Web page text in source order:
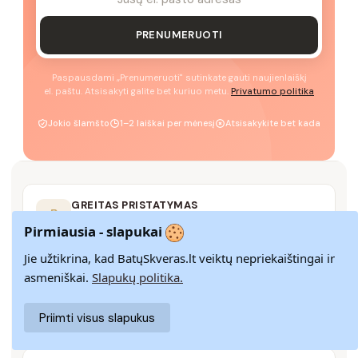
PRENUMERUOTI
Paspausdami „Prenumeruoti" sutinkate gauti naujienlaiškį
el. paštu. Atsisakyti galite bet kuriuo metu. Privatumo politika
Jokio šlamšto 1–2 laiškai per mėnesį Atsisakykite bet kada
GREITAS PRISTATYMAS
14 DIENŲ GRĄŽINIMAS
Paprastas grąžinimas paštomatais su pinigų
grąžinimo garantija
Pirmiausia - slapukai
Jie užtikrina, kad BatųSkveras.lt veiktų nepriekaištingai ir
asmeniškai. Slapukų politika.
Priimti visus slapukus